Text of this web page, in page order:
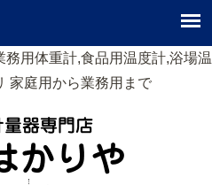
用体重計,食品用温度計,浴場温
家庭用から業務用まで